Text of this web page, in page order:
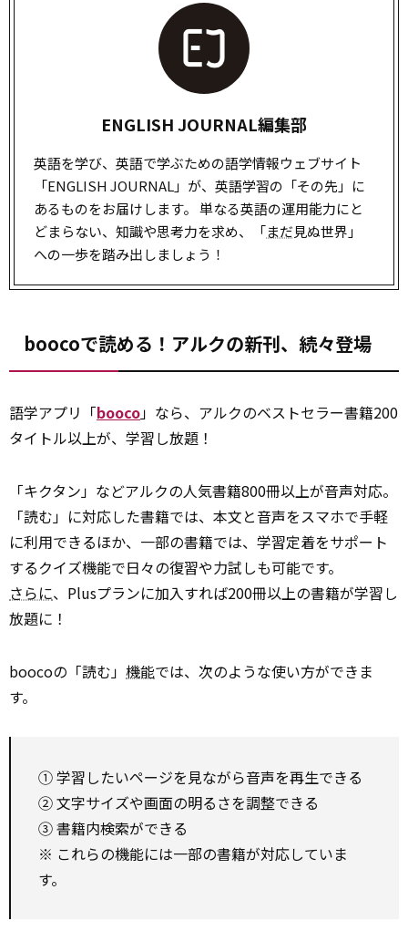
ENGLISH JOURNAL編集部
英語を学び、英語で学ぶための語学情報ウェブサイト
「ENGLISH JOURNAL」が、英語学習の「その先」に
あるものをお届けします。 単なる英語の運用能力にと
どまらない、知識や思考力を求め、「まだ見ぬ世界」
への一歩を踏み出しましょう！
boocoで読める！アルクの新刊、続々登場
語学アプリ「booco」なら、アルクのベストセラー書籍200
タイトル以上が、学習し放題！
「キクタン」などアルクの人気書籍800冊以上が音声対応。
「読む」に対応した書籍では、本文と音声をスマホで手軽
に利用できるほか、一部の書籍では、学習定着をサポート
するクイズ機能で日々の復習や力試しも可能です。
さらに、Plusプランに加入すれば200冊以上の書籍が学習し
放題に！
boocoの「読む」 機能では、次のような使い方ができま
す。
① 学習したいページを見ながら音声を再生できる
② 文字サイズや画面の明るさを調整できる
③ 書籍内検索ができる
※ これらの機能には一部の書籍が対応していま
す。